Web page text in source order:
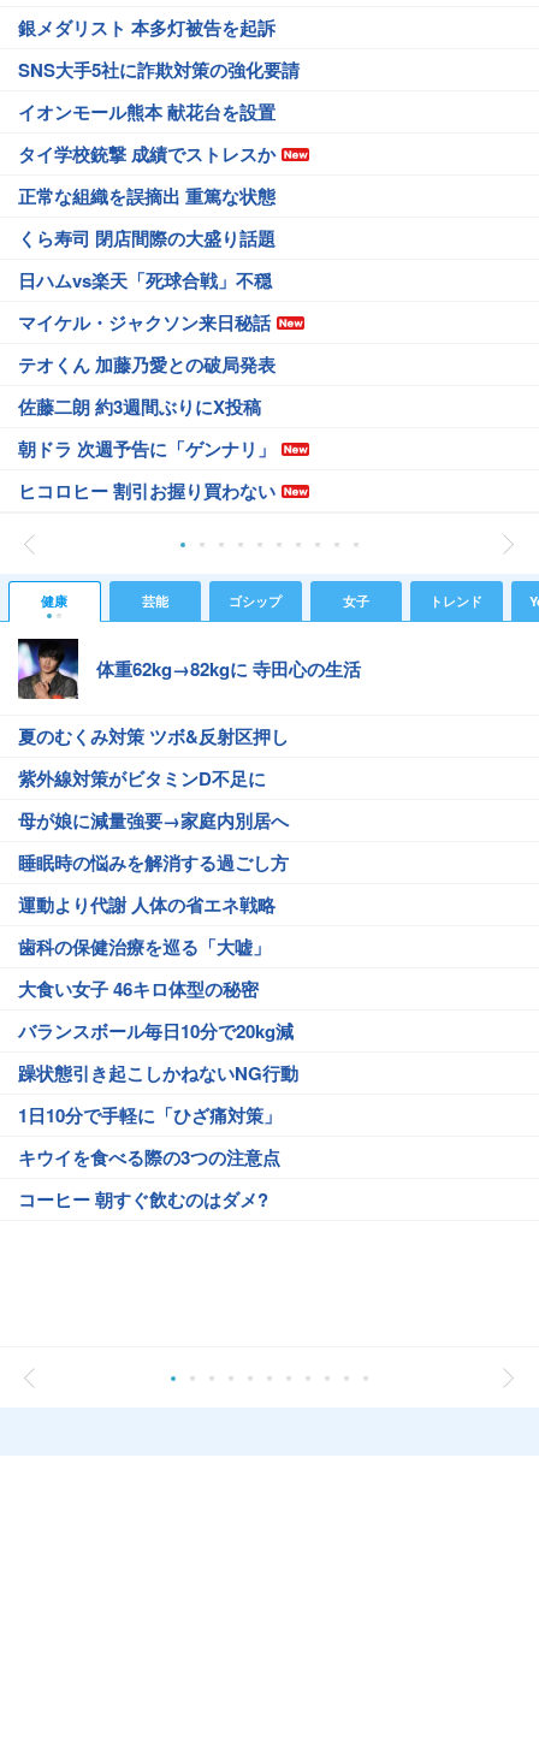
銀メダリスト 本多灯被告を起訴
SNS大手5社に詐欺対策の強化要請
イオンモール熊本 献花台を設置
タイ学校銃撃 成績でストレスか
正常な組織を誤摘出 重篤な状態
くら寿司 閉店間際の大盛り話題
日ハムvs楽天「死球合戦」不穏
マイケル・ジャクソン来日秘話
テオくん 加藤乃愛との破局発表
佐藤二朗 約3週間ぶりにX投稿
朝ドラ 次週予告に「ゲンナリ」
ヒコロヒー 割引お握り買わない
健康 芸能 ゴシップ 女子 トレンド
体重62kg→82kgに 寺田心の生活
夏のむくみ対策 ツボ&反射区押し
紫外線対策がビタミンD不足に
母が娘に減量強要→家庭内別居へ
睡眠時の悩みを解消する過ごし方
運動より代謝 人体の省エネ戦略
歯科の保健治療を巡る「大嘘」
大食い女子 46キロ体型の秘密
バランスボール毎日10分で20kg減
躁状態引き起こしかねないNG行動
1日10分で手軽に「ひざ痛対策」
キウイを食べる際の3つの注意点
コーヒー 朝すぐ飲むのはダメ?